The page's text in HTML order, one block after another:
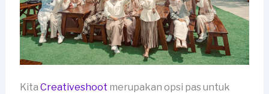
Kita Creativeshoot merupakan opsi pas untuk